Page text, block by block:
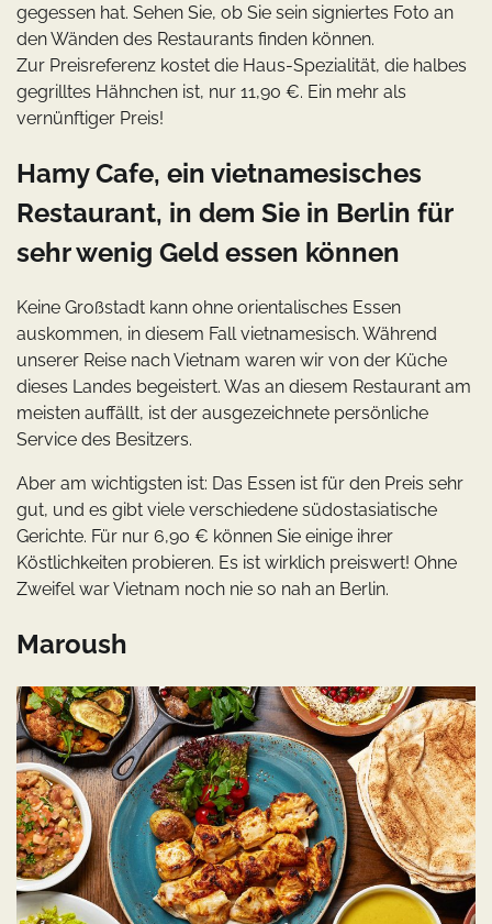
gegessen hat. Sehen Sie, ob Sie sein signiertes Foto an
den Wänden des Restaurants finden können.
Zur Preisreferenz kostet die Haus-Spezialität, die halbes
gegrilltes Hähnchen ist, nur 11,90 €. Ein mehr als
vernünftiger Preis!
Hamy Cafe, ein vietnamesisches
Restaurant, in dem Sie in Berlin für
sehr wenig Geld essen können
Keine Großstadt kann ohne orientalisches Essen
auskommen, in diesem Fall vietnamesisch. Während
unserer Reise nach Vietnam waren wir von der Küche
dieses Landes begeistert. Was an diesem Restaurant am
meisten auffällt, ist der ausgezeichnete persönliche
Service des Besitzers.
Aber am wichtigsten ist: Das Essen ist für den Preis sehr
gut, und es gibt viele verschiedene südostasiatische
Gerichte. Für nur 6,90 € können Sie einige ihrer
Köstlichkeiten probieren. Es ist wirklich preiswert! Ohne
Zweifel war Vietnam noch nie so nah an Berlin.
Maroush